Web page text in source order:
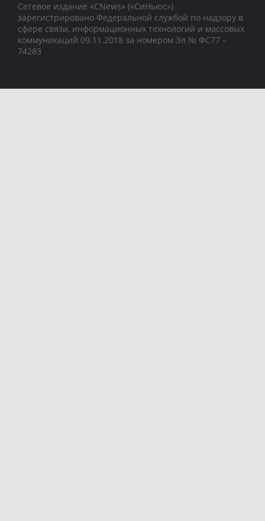
Сетевое издание «CNews» («СиНьюс»)
зарегистрировано Федеральной службой по надзору в
сфере связи, информационных технологий и массовых
коммуникаций 09.11.2018 за номером Эл № ФС77 –
74283